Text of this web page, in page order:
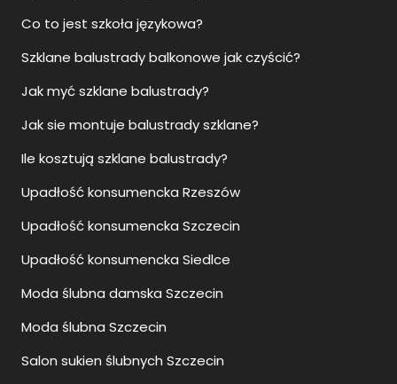
Co to jest szkoła językowa?
Szklane balustrady balkonowe jak czyścić?
Jak myć szklane balustrady?
Jak sie montuje balustrady szklane?
Ile kosztują szklane balustrady?
Upadłość konsumencka Rzeszów
Upadłość konsumencka Szczecin
Upadłość konsumencka Siedlce
Moda ślubna damska Szczecin
Moda ślubna Szczecin
Salon sukien ślubnych Szczecin